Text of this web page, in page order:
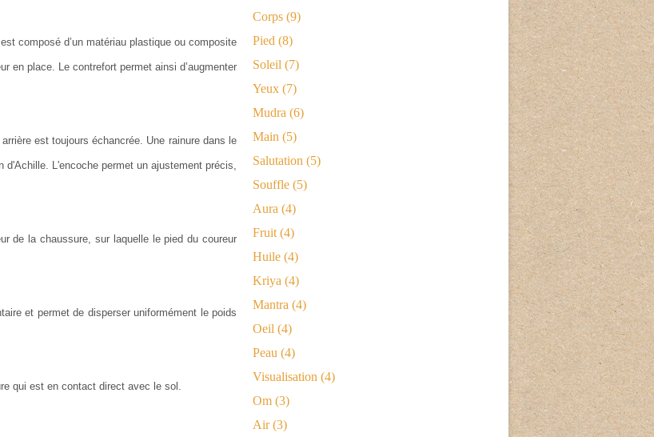
composé d’un matériau plastique ou composite
en place. Le contrefort permet ainsi d’augmenter
est toujours échancrée. Une rainure dans le
L'encoche permet un ajustement précis,
de la chaussure, sur laquelle le pied du coureur
et permet de disperser uniformément le poids
qui est en contact direct avec le sol.
Corps (9)
Pied (8)
Soleil (7)
Yeux (7)
Mudra (6)
Main (5)
Salutation (5)
Souffle (5)
Aura (4)
Fruit (4)
Huile (4)
Kriya (4)
Mantra (4)
Oeil (4)
Peau (4)
Visualisation (4)
Om (3)
Air(3)